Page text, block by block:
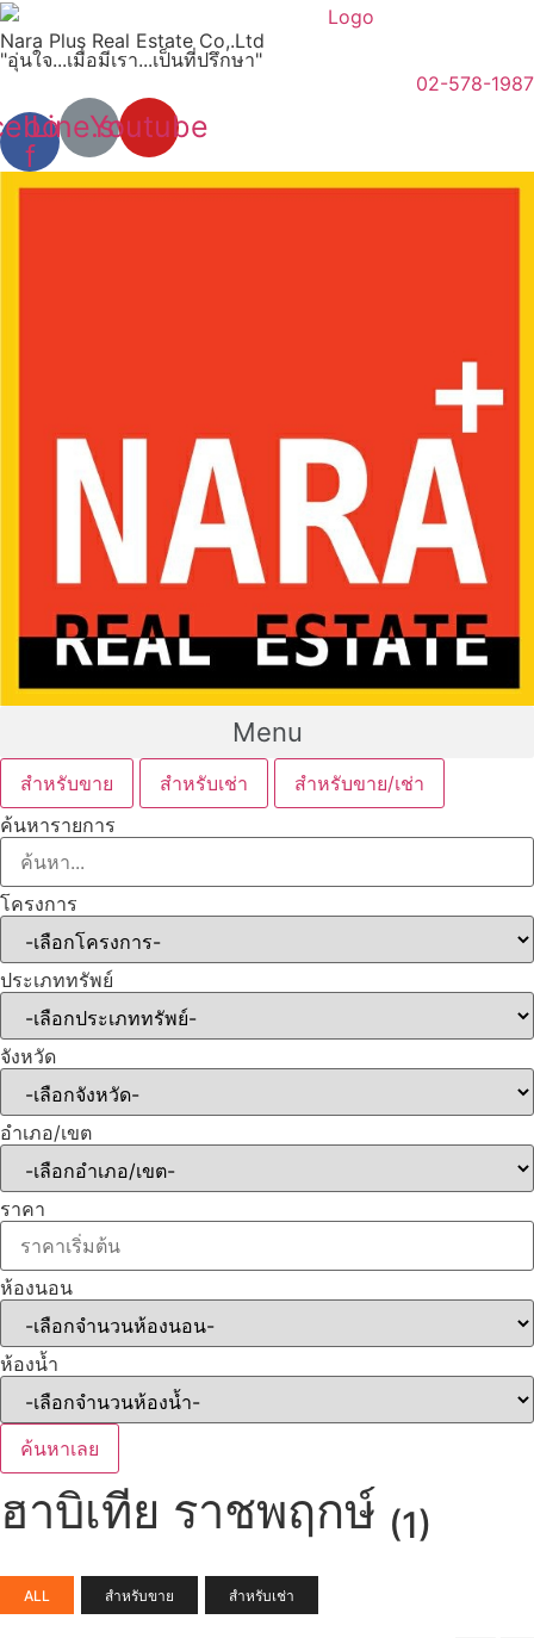
Skip
to
content
Nara Plus Real Estate Co,.Ltd
"อุ่นใจ...เมื่อมีเรา...เป็นที่ปรึกษา"
02-578-1987
f
Line.svgYoutube
Menu
สำหรับขาย สำหรับเช่า
สำหรับขาย/เช่า
ค้นหารายการ
โครงการ
ประเภททรัพย์
จังหวัด
อำเภอ/เขต
ราคา
ห้องนอน
ห้องน้ำ
ค้นหาเลย
ฮาบิเทีย ราชพฤกษ์ (1)
ALL สำหรับขาย สำหรับเช่า